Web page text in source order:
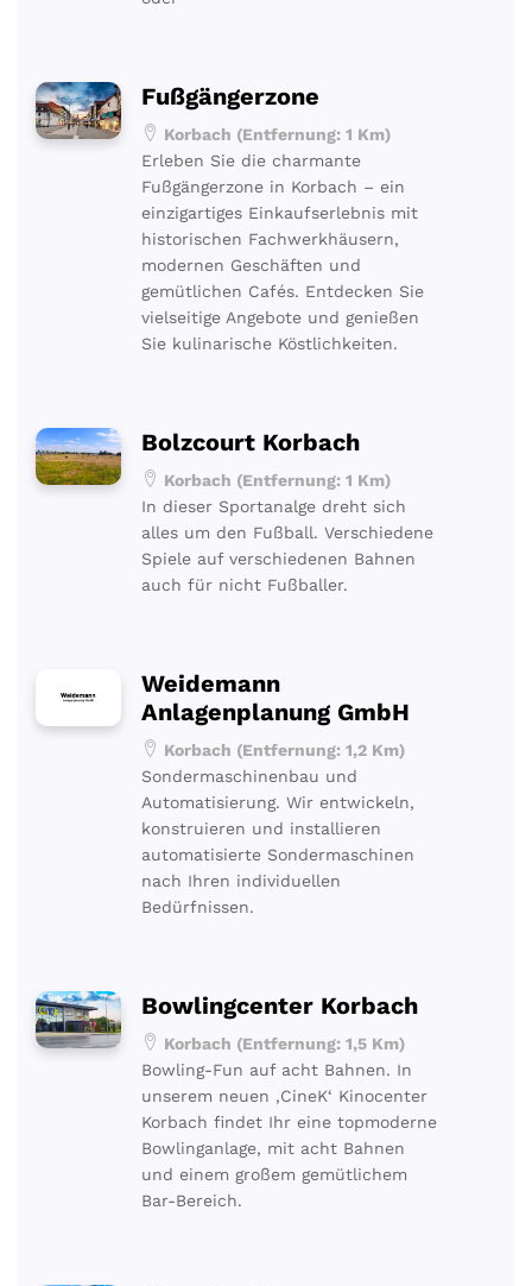
Fußgängerzone
Korbach (Entfernung: 1 Km)
Erleben Sie die charmante
Fußgängerzone in Korbach – ein
einzigartiges Einkaufserlebnis mit
historischen Fachwerkhäusern,
modernen Geschäften und
gemütlichen Cafés. Entdecken Sie
vielseitige Angebote und genießen
Sie kulinarische Köstlichkeiten.
Bolzcourt Korbach
Korbach (Entfernung: 1 Km)
In dieser Sportanalge dreht sich
alles um den Fußball. Verschiedene
Spiele auf verschiedenen Bahnen
auch für nicht Fußballer.
Weidemann
Anlagenplanung GmbH
Korbach (Entfernung: 1,2 Km)
Sondermaschinenbau und
Automatisierung. Wir entwickeln,
konstruieren und installieren
automatisierte Sondermaschinen
nach Ihren individuellen
Bedürfnissen.
Bowlingcenter Korbach
Korbach (Entfernung: 1,5 Km)
Bowling-Fun auf acht Bahnen. In
unserem neuen ‚CineK‘ Kinocenter
Korbach findet Ihr eine topmoderne
Bowlinganlage, mit acht Bahnen
und einem großem gemütlichem
Bar-Bereich.